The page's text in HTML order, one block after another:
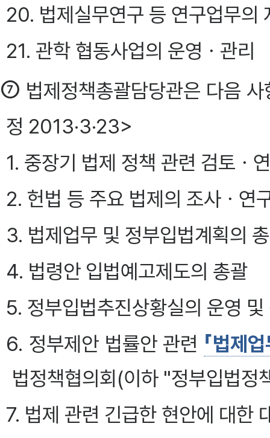
20. 법제실무연구 등 연구업무의
21. 관학 협동사업의 운영ㆍ관리
⑦ 법제정책총괄담당관은 다음
정 2013·3·23>
1. 중장기 법제 정책 관련 검토ㆍ
2. 헌법 등 주요 법제의 조사ㆍ연
3. 법제업무 및 정부입법계획의
4. 법령안 입법예고제도의 총괄
5. 정부입법추진상황실의 운영
6. 정부제안 법률안 관련 「법제
법정책협의회(이하 "정부입법정
7. 법제 관련 긴급한 현안에 대한